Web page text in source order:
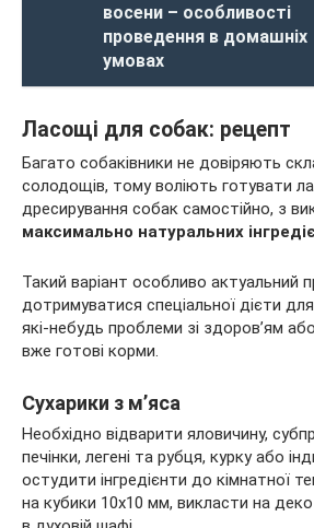
восени – особливості
проведення в домашніх
умовах
Ласощі для собак: рецепт
Багато собаківники не довіряють
солодощів, тому воліють готувати
дресирування собак самостійно, з
максимально натуральних
Такий варіант особливо актуальний
дотримуватися спеціальної дієти
які-небудь проблеми зі здоров’ям
вже готові корми.
Сухарики з м’яса
Необхідно відварити яловичину,
печінки, легені та рубця, курку або
остудити інгредієнти до кімнатної
на кубики 10х10 мм, викласти на